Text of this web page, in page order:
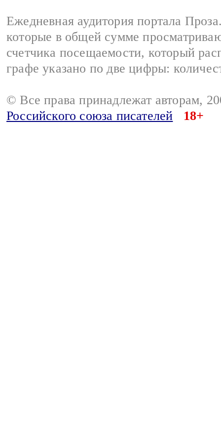
Ежедневная аудитория портала
которые в общей сумме
счетчика посещаемости, который
графе указано по две цифры:
© Все права принадлежат авторам,
Российского союза писателей
18+